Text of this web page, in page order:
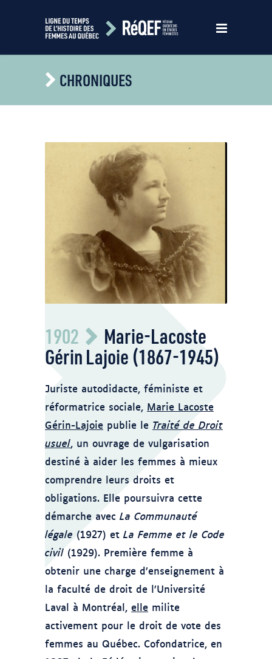
CHRONIQUES
Landry 06M,P155,S1,SS2,D34 A1 -
Photographe
https://numerique.banq.qc.ca/patrimoine/details/
1902 Marie-Lacoste
Gérin Lajoie (1867-1945)
Juriste autodidacte, féministe et
réformatrice sociale, Marie Lacoste
Gérin-Lajoie publie le Traité de Droit
usuel, un ouvrage de vulgarisation
destiné à aider les femmes à mieux
comprendre leurs droits et
obligations. Elle poursuivra cette
démarche avec La Communauté
légale (1927) et La Femme et le Code
civil (1929). Première femme à
obtenir une charge d’enseignement à
la faculté de droit de l’Université
Laval à Montréal, elle milite
activement pour le droit de vote des
femmes au Québec. Cofondatrice, en